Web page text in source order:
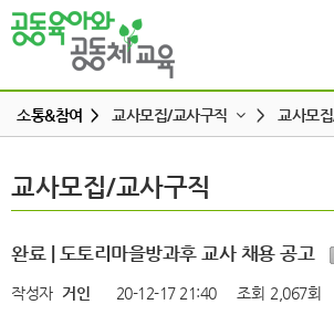
하위메뉴
하위메뉴
소통&참여 > 교사모집/교사구직 >
공동육아 ing
터전 소식
교사모집/교사구직
교사모
교사모집/교사구직
완료 | 도토리마을방과후 교사 채용 공고
작성자 거인 20-12-17 21:40 조회 2,067회